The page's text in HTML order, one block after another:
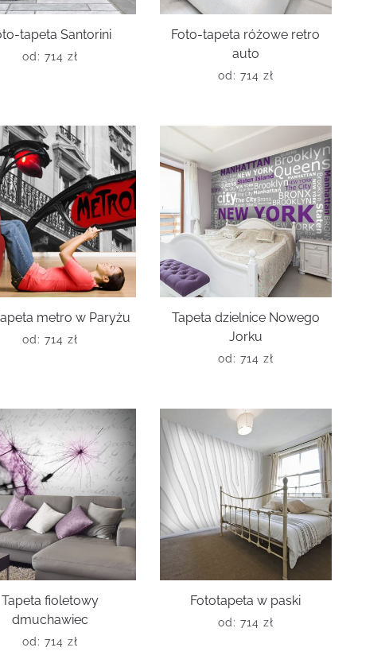
tapeta Santorini
od: 714 zł
Foto-tapeta różowe retro
auto
od: 714 zł
metro w Paryżu
od: 714 zł
Tapeta dzielnice Nowego
Jorku
od: 714 zł
Tapeta fioletowy
dmuchawiec
od: 714 zł
Fototapeta w paski
od: 714 zł